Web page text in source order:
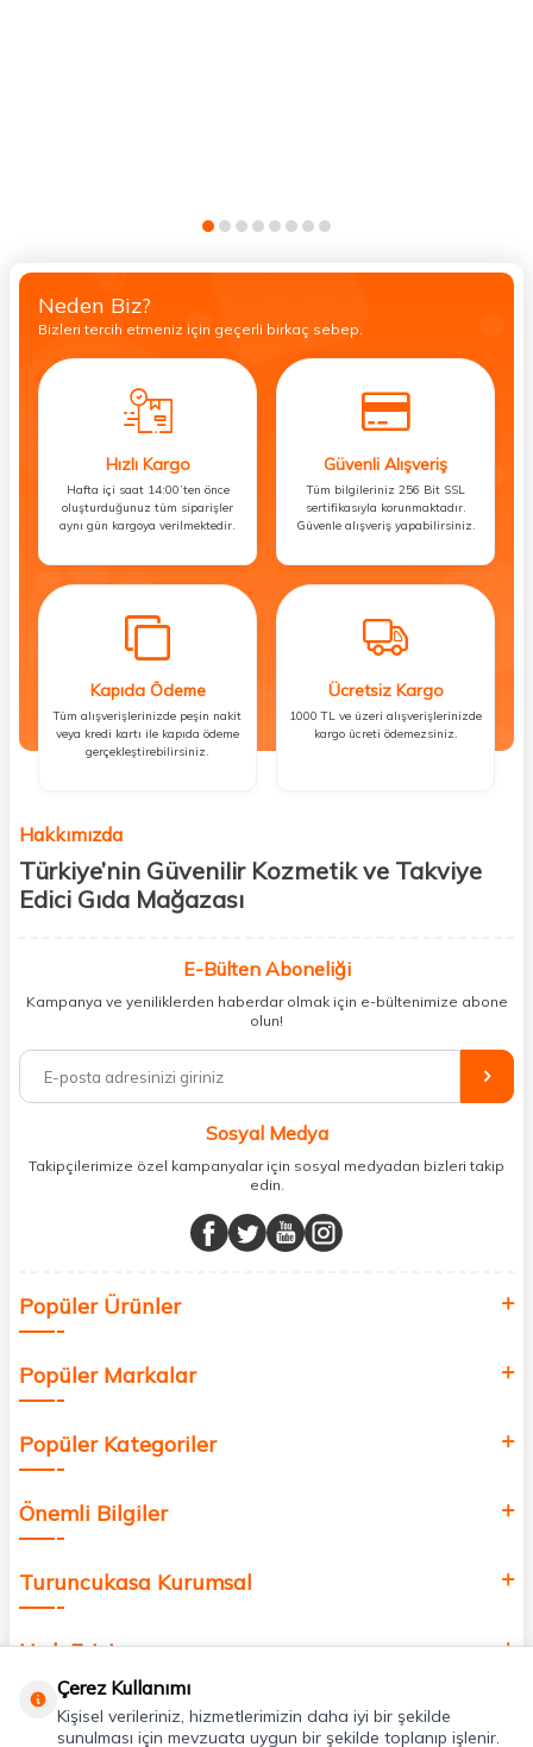
Neden Biz?
Bizleri tercih etmeniz için geçerli birkaç sebep.
Hızlı Kargo
Hafta içi saat 14:00’ten önce
oluşturduğunuz tüm siparişler
aynı gün kargoya verilmektedir.
Güvenli Alışveriş
Tüm bilgileriniz 256 Bit SSL
sertifikasıyla korunmaktadır.
Güvenle alışveriş yapabilirsiniz.
Kapıda Ödeme
Tüm alışverişlerinizde peşin nakit
veya kredi kartı ile kapıda ödeme
gerçekleştirebilirsiniz.
Ücretsiz Kargo
1000 TL ve üzeri alışverişlerinizde
kargo ücreti ödemezsiniz.
Hakkımızda
Türkiye’nin Güvenilir Kozmetik ve Takviye
Edici Gıda Mağazası
kişisel bakım hem de takviye edici gıda ürünlerini sizlerle
buluşturuyoruz. Artık mağaza mağaza dolaşmanıza gerek yok;
ihtiyacınız olan her şeyi tek bir çatı altında topluyor ve kapınıza kadar
%100 orijinal kozmetik ve sağlık ürünleriyle güzelliğinizi tamamlayabilir,
vücudunuzu desteklemek için güvenilir takviye edici gıdalara
minerallere kadar binlerce ürünü uygun fiyat ve hızlı kargo avantajıyla
sunuyoruz.
buluşturuyor ve online alışveriş deneyiminizi en iyi hale getiriyoruz.
Sağlık, güzellik ve iyi yaşam için aradığınız her şey burada!
değer katmak için bize katılın!
E-Bülten Aboneliği
Kampanya ve yeniliklerden haberdar olmak için e-bültenimize abone
olun!
Sosyal Medya
Takipçilerimize özel kampanyalar için sosyal medyadan bizleri takip
edin.
Popüler Ürünler
Popüler Markalar
Popüler Kategoriler
Önemli Bilgiler
Turuncukasa Kurumsal
Hızlı Erişim
Uygulamalarımız
Çerez Kullanımı
Kişisel verileriniz, hizmetlerimizin daha iyi bir şekilde
sunulması için mevzuata uygun bir şekilde toplanıp işlenir.